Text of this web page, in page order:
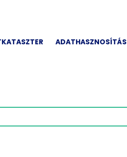
ADATHASZNOSÍTÁS